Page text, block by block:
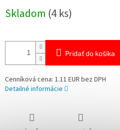
cena:
Skladom (4 ks)
Pridať do košíka
Cenníková cena: 1.11 EUR bez DPH
Detailné informácie